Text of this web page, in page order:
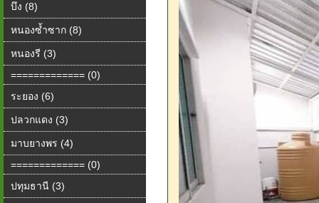
บึง (8)
หนองซ้ำซาก (8)
หนองรี (3)
============= (0)
ระยอง (6)
ปลวกแดง (3)
มาบยางพร (4)
============= (0)
ปทุมธานี (3)